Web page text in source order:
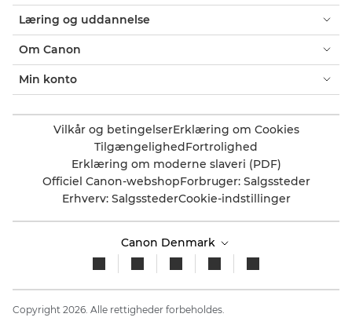
Læring og uddannelse
Om Canon
Min konto
Vilkår og betingelserErklæring om Cookies
TilgængelighedFortrolighed
Erklæring om moderne slaveri (PDF)
Officiel Canon-webshopForbruger: Salgssteder
Erhverv: SalgsstederCookie-indstillinger
Canon Denmark
Copyright 2026. Alle rettigheder forbeholdes.